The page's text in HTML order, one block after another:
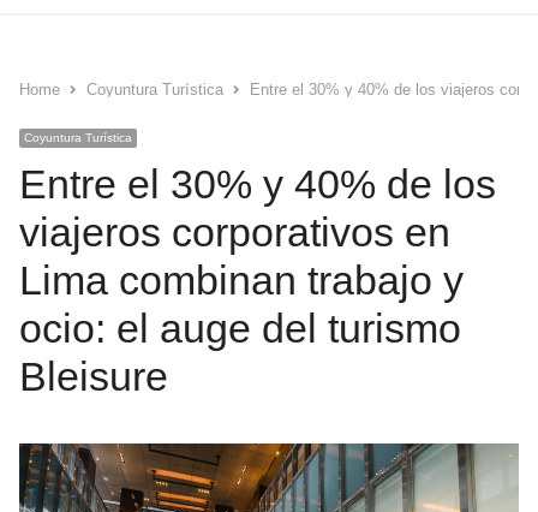
Home Coyuntura Turística Entre el 30% y 40% de los viajeros
Coyuntura Turística
Entre el 30% y 40% de los
viajeros corporativos en
Lima combinan trabajo y
ocio: el auge del turismo
Bleisure